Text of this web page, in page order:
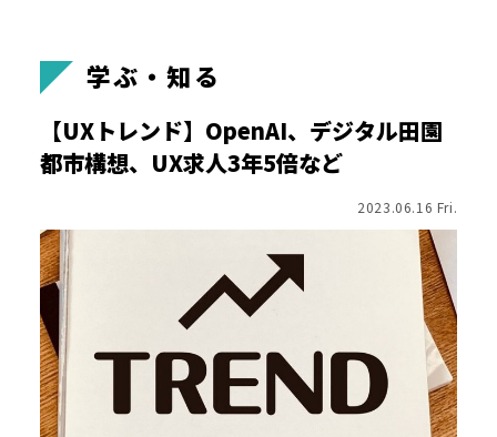
学ぶ・知る
【UXトレンド】OpenAI、デジタル田園
都市構想、UX求人3年5倍など
2023.06.16 Fri.